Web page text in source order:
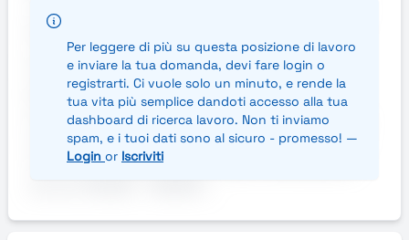
nell'ambito delle risorse umane? Randstad Italia
Spa, filiale di Grumello del Monte, sta cercando
proprio te!Orario di lavoro:​ Dal Lunedì al
Venerdì.Siamo alla ricerca di un Account
Manager da inserire in stage, per realizzare il
perfect match tra domanda e offerta di lavoro e
opera a tutto tondo in ogni aspetto relativo alla
fornitura di servizi risorse umane. Retribuzione
Per leggere di più su questa posizione di lavoro
e inviare la tua domanda, devi fare login o
registrarti. Ci vuole solo un minuto, e rende la
tua vita più semplice dandoti accesso alla tua
dashboard di ricerca lavoro. Non ti inviamo
spam, e i tuoi dati sono al sicuro - promesso! —
Login or Iscriviti